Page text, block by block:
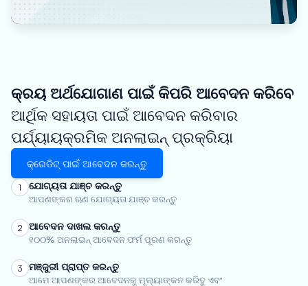
କ୍ରୟ ଅର୍ଥଯୋଗାଣ ପାଇଁ କିପରି ଆବେଦନ କରିବେ
ଆର୍ଥିକ ସହାୟତା ପାଇଁ ଆବେଦନ କରିବାର
ପର୍ଯ୍ୟାୟକ୍ରମିକ ଅନଲାଇନ୍ ପ୍ରକ୍ରିୟା
କ୍ରେଡିଟ୍ ପାଇଁ ଆବେଦନ କରନ୍ତୁ
1 ଯୋଗ୍ୟତା ଯାଞ୍ଚ କରନ୍ତୁ
ଆପଣଙ୍କର ଋଣ ଯୋଗ୍ୟତା ଯାଞ୍ଚ କରନ୍ତୁ
2 ଆବେଦନ ଦାଖଲ କରନ୍ତୁ
୧୦୦% ଅନଲାଇନ୍ ଆବେଦନ ଫର୍ମ ପୂରଣ କରନ୍ତୁ
3 ମଞ୍ଜୁରୀ ପ୍ରାପ୍ତ କରନ୍ତୁ
ଆମେ ଆପଣଙ୍କର ଆବେଦନକୁ ମୂଲ୍ୟାଙ୍କନ କରିବୁ ଏବଂ